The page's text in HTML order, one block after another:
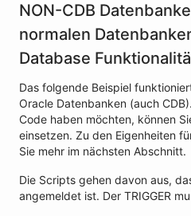
NON-CDB
normalen
Database
Das folgende Beispiel
Oracle Datenbanken (auch
Code haben möchten, können
einsetzen. Zu den Eigenheiten
Sie mehr im nächsten Abschnitt.
Die Scripts gehen davon aus,
angemeldet ist. Der TRIGGER